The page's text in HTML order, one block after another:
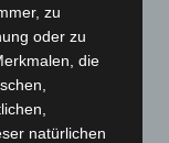
rückten
in den
Im Auftrag
im Wert
zu
oder zu
die
natürlichen